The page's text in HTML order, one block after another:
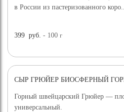
в России из пастеризованного
399 руб. - 100г
СЫР ГРЮЙЕР БИОСФЕРНЫЙ
Горный швейцарский Грюйер —
универсальный.